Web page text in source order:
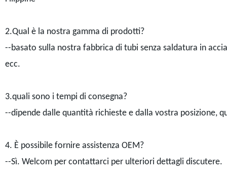
2.Qual è la nostra gamma di prodotti?
--basato sulla nostra fabbrica di tubi senza saldatura in
ecc.
3.quali sono i tempi di consegna?
--dipende dalle quantità richieste e dalla vostra posizione,
4. È possibile fornire assistenza OEM?
--Sì. Welcom per contattarci per ulteriori dettagli discutere.